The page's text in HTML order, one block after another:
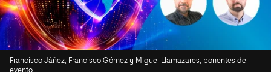
Francisco Jáñez, Francisco Gómez y Miguel Llamazares, ponentes del